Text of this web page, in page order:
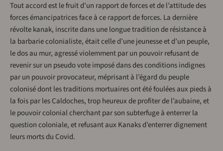
Tout accord est le fruit d’un rapport de forces et de l’attitude des
forces émancipatrices face à ce rapport de forces. La dernière
révolte kanak, inscrite dans une longue tradition de résistance à
la barbarie colonialiste, était celle d’une jeunesse et d’un peuple,
le dos au mur, agressé violemment par un pouvoir refusant de
revenir sur un pseudo vote imposé dans des conditions indignes
par un pouvoir provocateur, méprisant à l’égard du peuple
colonisé dont les traditions mortuaires ont été foulées aux pieds à
la fois par les Caldoches, trop heureux de profiter de l’aubaine, et
le pouvoir colonial cherchant par son subterfuge à enterrer la
question coloniale, et refusant aux Kanaks d’enterrer dignement
leurs morts du Covid.